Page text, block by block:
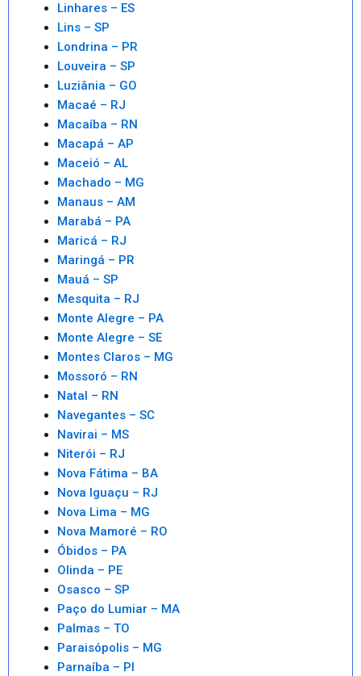
Linhares – ES
Lins – SP
Londrina – PR
Louveira – SP
Luziânia – GO
Macaé – RJ
Macaíba – RN
Macapá – AP
Maceió – AL
Machado – MG
Manaus – AM
Marabá – PA
Maricá – RJ
Maringá – PR
Mauá – SP
Mesquita – RJ
Monte Alegre – PA
Monte Alegre – SE
Montes Claros – MG
Mossoró – RN
Natal – RN
Navegantes – SC
Navirai – MS
Niterói – RJ
Nova Fátima – BA
Nova Iguaçu – RJ
Nova Lima – MG
Nova Mamoré – RO
Óbidos – PA
Olinda – PE
Osasco – SP
Paço do Lumiar – MA
Palmas – TO
Paraisópolis – MG
Parnaíba – PI